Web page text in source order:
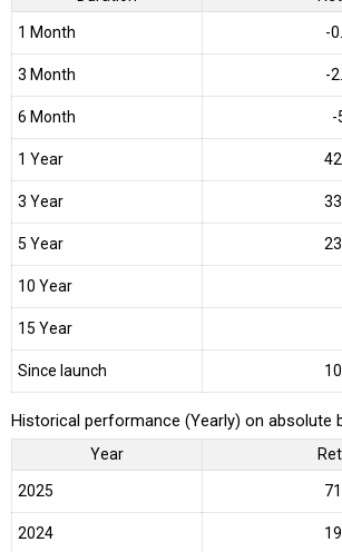
1 Month -
3 Month -
6 Month -
1 Year
3 Year
5 Year
10 Year
15 Year
Since launch
Historical performance (Yearly) on absolute
Year
2025
2024